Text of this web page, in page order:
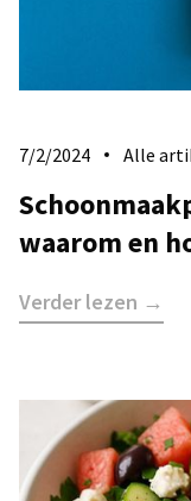
7/2/2024 Alle
waarom en
Verder lezen →